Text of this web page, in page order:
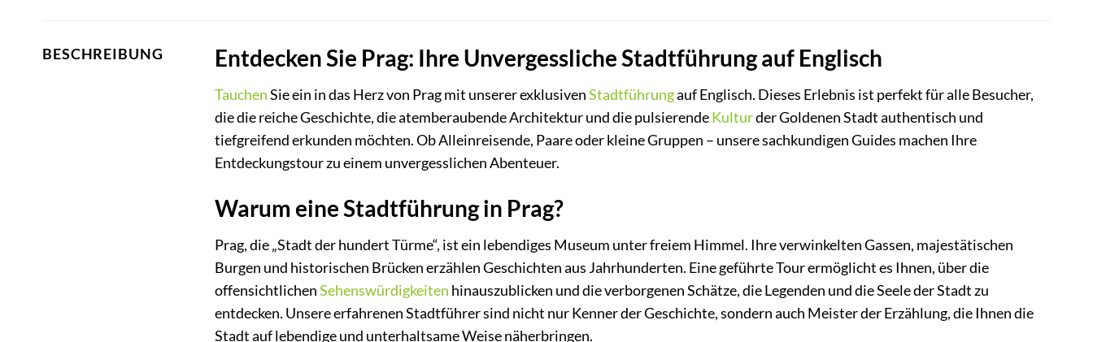
BESCHREIBUNG Entdecken Sie Prag: Ihre Unvergessliche Stadtführung auf Englisch
TauchenSie ein in das Herz von Prag mit unserer exklusivenStadtführungauf Englisch. Dieses Erlebnis ist perfekt für alle Besucher,
die die reiche Geschichte, die atemberaubende Architektur und die pulsierendeKulturder Goldenen Stadt authentisch und
tiefgreifend erkunden möchten. Ob Alleinreisende, Paare oder kleine Gruppen – unsere sachkundigen Guides machen Ihre
Entdeckungstour zu einem unvergesslichen Abenteuer.
Warum eine Stadtführung in Prag?
Prag, die „Stadt der hundert Türme“, ist ein lebendiges Museum unter freiem Himmel. Ihre verwinkelten Gassen, majestätischen
Burgen und historischen Brücken erzählen Geschichten aus Jahrhunderten. Eine geführte Tour ermöglicht es Ihnen, über die
offensichtlichenSehenswürdigkeiten hinauszublicken und die verborgenen Schätze, die Legenden und die Seele der Stadt zu
entdecken. Unsere erfahrenen Stadtführer sind nicht nur Kenner der Geschichte, sondern auch Meister der Erzählung, die Ihnen die
Stadt auf lebendige und unterhaltsame Weise näherbringen.